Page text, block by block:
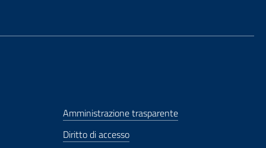
Amministrazione trasparente
Diritto di accesso